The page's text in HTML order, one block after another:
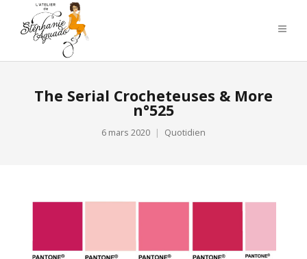
The Serial Crocheteuses & More
n°525
6 mars 2020 Quotidien